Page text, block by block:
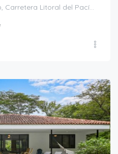
Hacienda Iguana Golf Club, Carretera Litoral del Pacífico, El Limón, Tola, Rivas, 48500, Nicaragua